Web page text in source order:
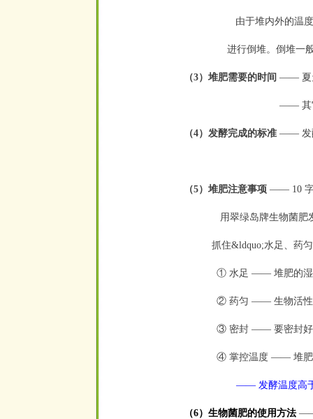
由于堆内外的温
进行倒堆。倒堆一
（3）堆肥需要的时间 ——
——其
（4）发酵完成的标准 ——
（5）堆肥注意事项 —— 10
用翠绿岛牌生物菌肥
抓住&ldquo;水足、药
① 水足 —— 堆肥的
② 药匀 —— 生物活
③ 密封 —— 要密封
④ 掌控温度 —— 堆
—— 发酵温度高
（6）生物菌肥的使用方法